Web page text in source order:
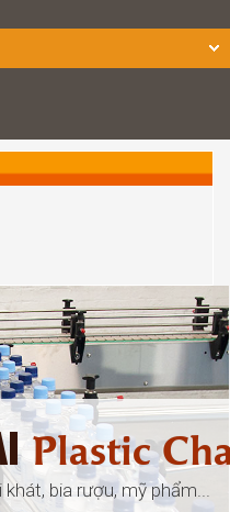
Plastic
bia rượu, mỹ phẩm...